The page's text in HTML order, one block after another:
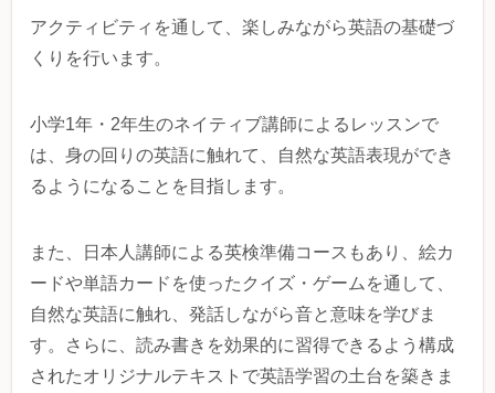
アクティビティを通して、楽しみながら英語の基礎づ
くりを行います。
小学1年・2年生のネイティブ講師によるレッスンで
は、身の回りの英語に触れて、自然な英語表現ができ
るようになることを目指します。
また、日本人講師による英検準備コースもあり、絵カ
ードや単語カードを使ったクイズ・ゲームを通して、
自然な英語に触れ、発話しながら音と意味を学びま
す。さらに、読み書きを効果的に習得できるよう構成
されたオリジナルテキストで英語学習の土台を築きま